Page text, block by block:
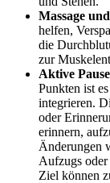
Massage
helfen,
die
zur
Aktive
Punkten ist
integrieren.
oder
erinnern,
Änderungen
Aufzugs oder
Ziel können